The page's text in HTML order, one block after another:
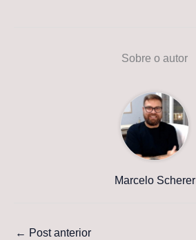
Sobre o autor
Marcelo Scherer
← Post anterior